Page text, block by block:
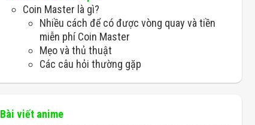
Coin Master là gì?
Nhiều cách để có được vòng quay và tiền
miễn phí Coin Master
Mẹo và thủ thuật
Các câu hỏi thường gặp
Bài viết anime